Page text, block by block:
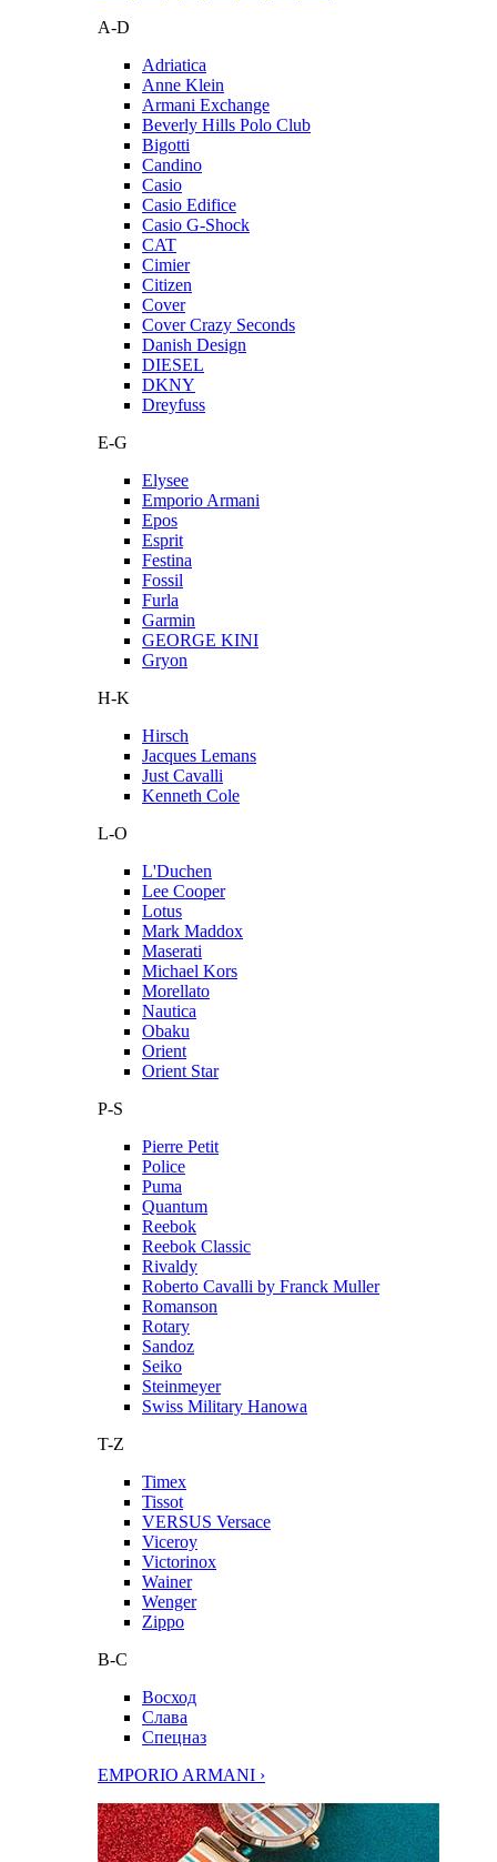
A-D
Adriatica
Anne Klein
Armani Exchange
Beverly Hills Polo Club
Bigotti
Candino
Casio
Casio Edifice
Casio G-Shock
CAT
Cimier
Citizen
Cover
Cover Crazy Seconds
Danish Design
DIESEL
DKNY
Dreyfuss
E-G
Elysee
Emporio Armani
Epos
Esprit
Festina
Fossil
Furla
Garmin
GEORGE KINI
Gryon
H-K
Hirsch
Jacques Lemans
Just Cavalli
Kenneth Cole
L-O
L'Duchen
Lee Cooper
Lotus
Mark Maddox
Maserati
Michael Kors
Morellato
Nautica
Obaku
Orient
Orient Star
P-S
Pierre Petit
Police
Puma
Quantum
Reebok
Reebok Classic
Rivaldy
Roberto Cavalli by Franck Muller
Romanson
Rotary
Sandoz
Seiko
Steinmeyer
Swiss Military Hanowa
T-Z
Timex
Tissot
VERSUS Versace
Viceroy
Victorinox
Wainer
Wenger
Zippo
В-С
Восход
Слава
Спецназ
EMPORIO ARMANI ›